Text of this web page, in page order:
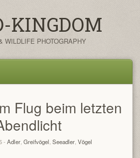
KINGDOM
WILDLIFE PHOTOGRAPHY
Flug beim letzten
- Adler, Greifvögel Seeadler, Vögel